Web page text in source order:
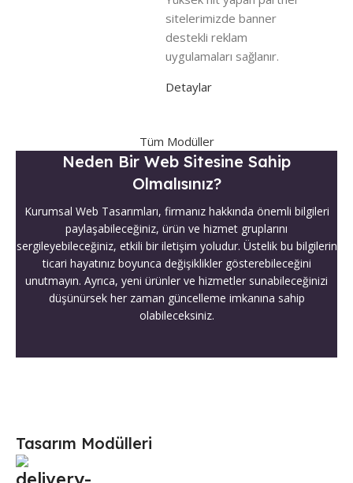
sitelerimizde banner
destekli reklam
uygulamaları sağlanır.
Detaylar
Tüm Modüller
Neden Bir Web Sitesine Sahip
Olmalısınız?
Kurumsal Web Tasarımları, firmanız hakkında önemli bilgileri
paylaşabileceğiniz, ürün ve hizmet gruplarını
sergileyebileceğiniz, etkili bir iletişim yoludur. Üstelik bu bilgilerin
ticari hayatınız boyunca değişiklikler gösterebileceğini
unutmayın. Ayrıca, yeni ürünler ve hizmetler sunabileceğinizi
düşünürsek her zaman güncelleme imkanına sahip
olabileceksiniz.
Tasarım Modülleri